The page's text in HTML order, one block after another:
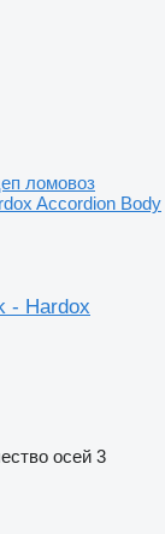
ломовоз
Accordion Body
- Hardox
осей 3